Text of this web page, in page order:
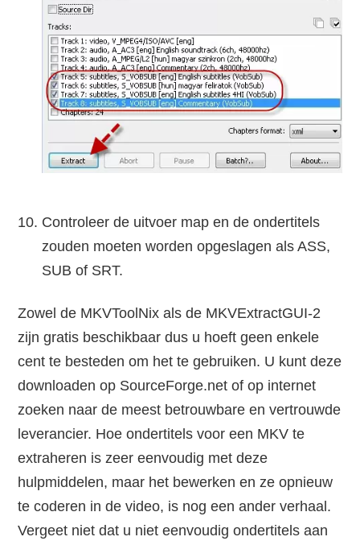
Controleer de uitvoer map en de ondertitels
zouden moeten worden opgeslagen als ASS,
SUB of SRT.
Zowel de MKVToolNix als de MKVExtractGUI-2
zijn gratis beschikbaar dus u hoeft geen enkele
cent te besteden om het te gebruiken. U kunt deze
downloaden op SourceForge.net of op internet
zoeken naar de meest betrouwbare en vertrouwde
leverancier. Hoe ondertitels voor een MKV te
extraheren is zeer eenvoudig met deze
hulpmiddelen, maar het bewerken en ze opnieuw
te coderen in de video, is nog een ander verhaal.
Vergeet niet dat u niet eenvoudig ondertitels aan